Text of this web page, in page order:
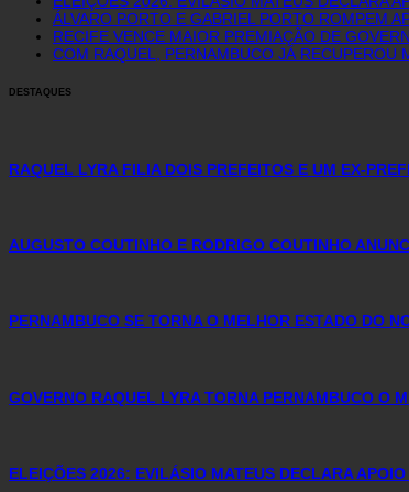
ÁLVARO PORTO E GABRIEL PORTO ROMPEM
RECIFE VENCE MAIOR PREMIAÇÃO DE
COM RAQUEL, PERNAMBUCO JÁ
DESTAQUES
RAQUEL LYRA FILIA DOIS PREFEITOS E UM EX-
AUGUSTO COUTINHO E RODRIGO COUTINHO
PERNAMBUCO SE TORNA O MELHOR ESTADO DO
GOVERNO RAQUEL LYRA TORNA PERNAMBUCO O
ELEIÇÕES 2026: EVILÁSIO MATEUS DECLARA